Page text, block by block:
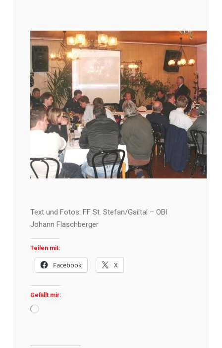
Text und Fotos: FF St. Stefan/Gailtal – OBI
Johann Flaschberger
Teilen mit:
Facebook X
Gefällt mir:
Wird